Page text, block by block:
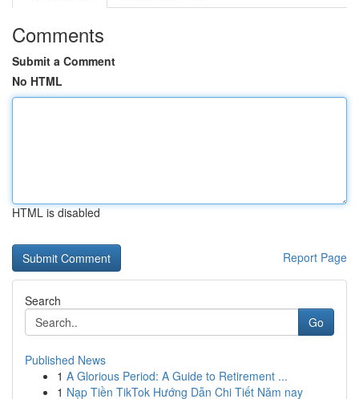
Comments
Submit a Comment
No HTML
HTML is disabled
Report Page
Search
Go
Published News
1 A Glorious Period: A Guide to Retirement ...
1 Nạp Tiền TikTok Hướng Dẫn Chi Tiết Năm nay